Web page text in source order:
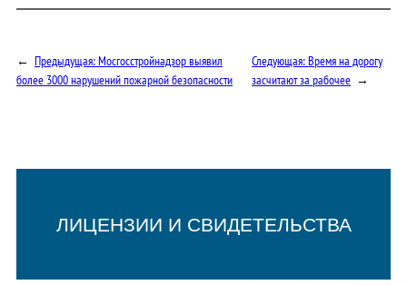
← Предыдущая:Мосгосстройнадзор выявил
более 3000 нарушений пожарной безопасности
Следующая:Время на дорогу
засчитают за рабочее →
ЛИЦЕНЗИИ И СВИДЕТЕЛЬСТВА